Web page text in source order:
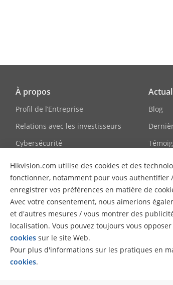
Hikvision.com utilise des cookies et des
fonctionner, notamment pour vous
enregistrer vos préférences en matière de
Avec votre consentement, nous aimerions
et d'autres mesures / vous montrer des
localisation. Vous pouvez toujours vous
cookies sur le site Web.
Pour plus d'informations sur les pratiques en
cookies.
À propos
Profil de l’Entreprise
Relations avec les investisseurs
Cybersécurité
Développement durable
Axé sur la qualité
Contactez-nous
FAQ
Blog